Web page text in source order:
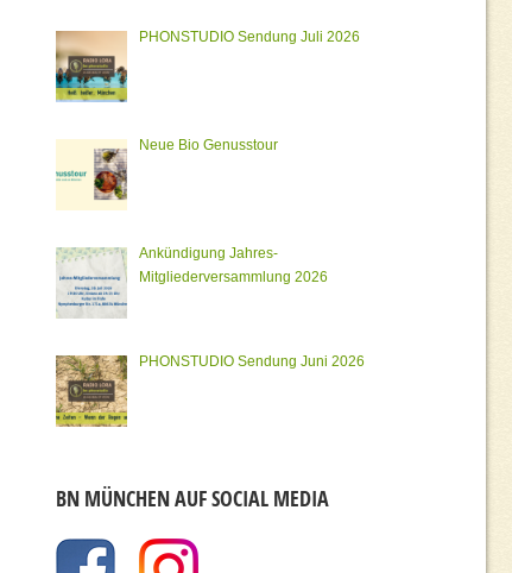
PHONSTUDIO Sendung Juli 2026
Neue Bio Genusstour
Ankündigung Jahres-
Mitgliederversammlung 2026
PHONSTUDIO Sendung Juni 2026
BN MÜNCHEN AUF SOCIAL MEDIA